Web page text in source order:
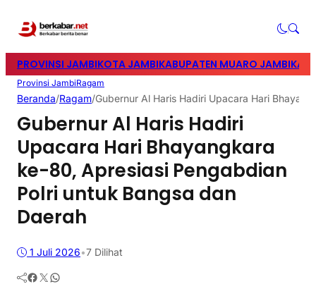
PROVINSI JAMBIKOTA JAMBIKABUPATEN MUARO JAMBI
Provinsi JambiRagam
Beranda/Ragam/Gubernur Al Haris Hadiri Upacara Hari
Gubernur Al Haris Hadiri
Upacara Hari Bhayangkara
ke-80, Apresiasi Pengabdian
Polri untuk Bangsa dan
Daerah
1 Juli 2026•7 Dilihat
Facebook Twitter WhatsApp